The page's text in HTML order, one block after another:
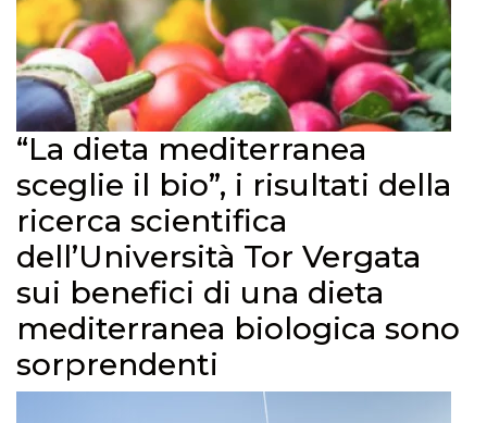
“La dieta mediterranea
sceglie il bio”, i risultati della
ricerca scientifica
dell’Università Tor Vergata
sui benefici di una dieta
mediterranea biologica sono
sorprendenti